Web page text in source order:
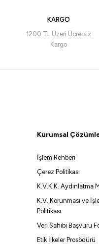
KARGO
1200 TL Üzeri Ücretsiz
Kargo
Kurumsal
İşlem Rehberi
Çerez Politikası
K.V.K.K. Aydınlatma
K.V. Korunması ve
Politikası
Veri Sahibi Başvuru
Etik İlkeler Prosödürü